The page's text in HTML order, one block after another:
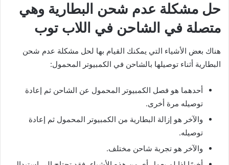
حل مشكلة عدم شحن البطارية وهي
متصلة في الشاحن في اللاب توب
هناك بعض الأشياء التي يمكنك القيام بها لحل مشكلة عدم شحن
البطارية أثناء توصيلها بالشاحن في الكمبيوتر المحمول:
أحدهما هو فصل الكمبيوتر المحمول عن الشاحن ثم إعادة
توصيله مرة أخرى.
والآخر هو إزالة البطارية من الكمبيوتر المحمول ثم إعادة
توصيله.
والآخر هو تجربة شاحن مختلف.